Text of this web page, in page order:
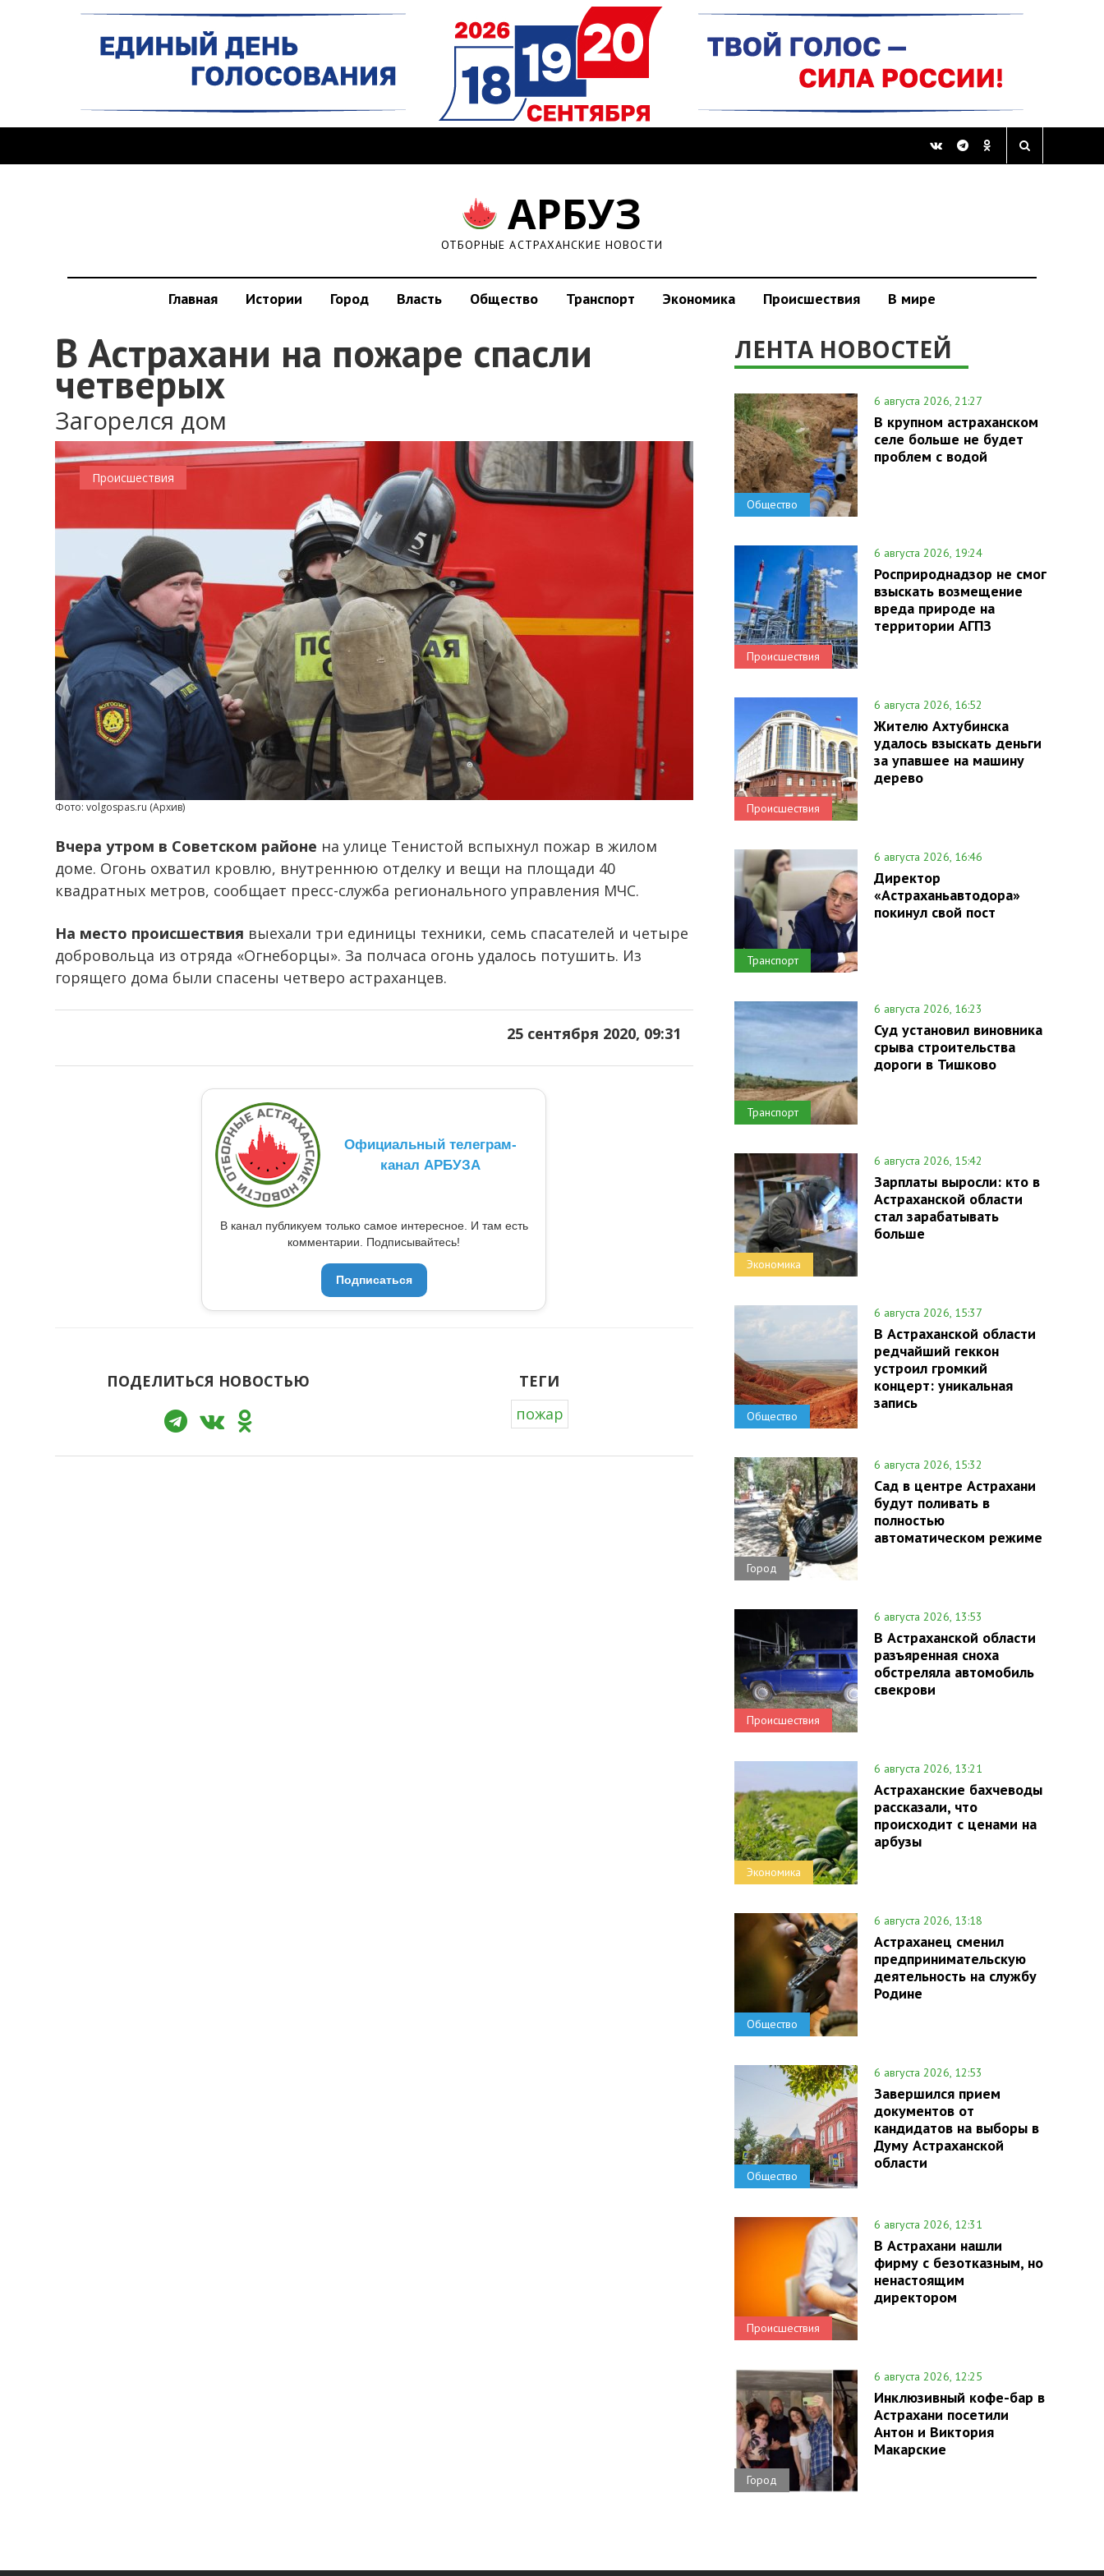
АРБУЗ
ОТБОРНЫЕ АСТРАХАНСКИЕ НОВОСТИ
Главная Истории Город Власть Общество Транспорт Экономика Происшествия В мире
В Астрахани на пожаре спасли
четверых
Загорелся дом
Происшествия
Фото: volgospas.ru (Архив)
Вчера утром в Советском районе на улице Тенистой вспыхнул пожар в жилом
доме. Огонь охватил кровлю, внутреннюю отделку и вещи на площади 40
квадратных метров, сообщает пресс-служба регионального управления МЧС.
На место происшествия выехали три единицы техники, семь спасателей и четыре
добровольца из отряда «Огнеборцы». За полчаса огонь удалось потушить. Из
горящего дома были спасены четверо астраханцев.
25 сентября 2020, 09:31
Официальный телеграм-
канал АРБУЗА
В канал публикуем только самое интересное. И там есть
комментарии. Подписывайтесь!
Подписаться
ПОДЕЛИТЬСЯ НОВОСТЬЮ
ТЕГИ
пожар
ЛЕНТА НОВОСТЕЙ
Общество
6 августа 2026, 21:27
В крупном астраханском
селе больше не будет
проблем с водой
Происшествия
6 августа 2026, 19:24
Росприроднадзор не смог
взыскать возмещение
вреда природе на
территории АГПЗ
Происшествия
6 августа 2026, 16:52
Жителю Ахтубинска
удалось взыскать деньги
за упавшее на машину
дерево
Транспорт
6 августа 2026, 16:46
Директор
«Астраханьавтодора»
покинул свой пост
Транспорт
6 августа 2026, 16:23
Суд установил виновника
срыва строительства
дороги в Тишково
Экономика
6 августа 2026, 15:42
Зарплаты выросли: кто в
Астраханской области
стал зарабатывать
больше
Общество
6 августа 2026, 15:37
В Астраханской области
редчайший геккон
устроил громкий
концерт: уникальная
запись
Город
6 августа 2026, 15:32
Сад в центре Астрахани
будут поливать в
полностью
автоматическом режиме
Происшествия
6 августа 2026, 13:53
В Астраханской области
разъяренная сноха
обстреляла автомобиль
свекрови
Экономика
6 августа 2026, 13:21
Астраханские бахчеводы
рассказали, что
происходит с ценами на
арбузы
Общество
6 августа 2026, 13:18
Астраханец сменил
предпринимательскую
деятельность на службу
Родине
Общество
6 августа 2026, 12:53
Завершился прием
документов от
кандидатов на выборы в
Думу Астраханской
области
Происшествия
6 августа 2026, 12:31
В Астрахани нашли
фирму с безотказным, но
ненастоящим
директором
Город
6 августа 2026, 12:25
Инклюзивный кофе-бар в
Астрахани посетили
Антон и Виктория
Макарские